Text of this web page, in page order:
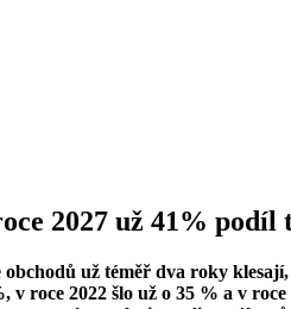
2027 už 41% podíl
už téměř dva roky
roce 2022 šlo už o 35 % a v